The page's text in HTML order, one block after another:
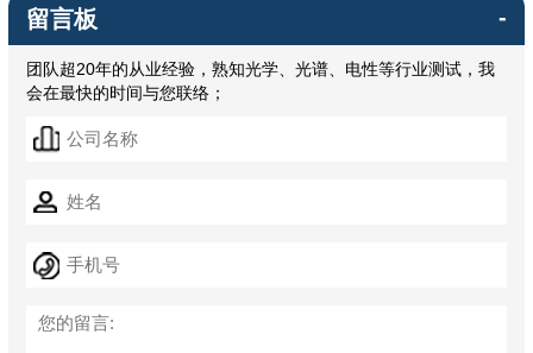
留言板 -
团队超20年的从业经验，熟知光学、光谱、电性等行业测试，我
会在最快的时间与您联络；